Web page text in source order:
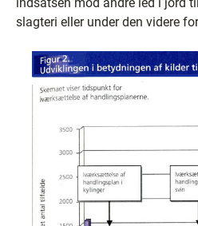
slagteri eller under den videre